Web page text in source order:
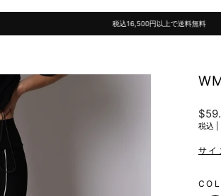
Pause
税込16,500円以上で送料無料
price
税込 |